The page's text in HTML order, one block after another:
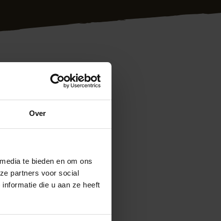
Over
te bieden en om ons
partners voor social
die u aan ze heeft
vrijblijvend met
Ook
deze aanvragen.